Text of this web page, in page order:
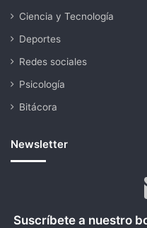
Ciencia y Tecnología
Deportes
Redes sociales
Psicología
Bitácora
Newsletter
Suscríbete a nuestro